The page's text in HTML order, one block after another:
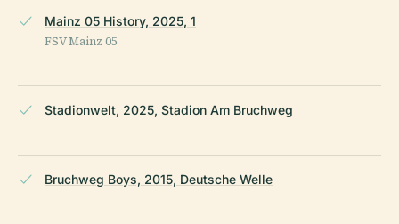
Mainz 05 History, 2025, 1
FSV Mainz 05
Stadionwelt, 2025, Stadion Am Bruchweg
Bruchweg Boys, 2015, Deutsche Welle